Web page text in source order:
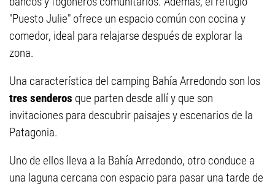
"Puesto Julie" ofrece un espacio común con cocina y
comedor, ideal para relajarse después de explorar la
zona.
Una característica del camping Bahía Arredondo son los
tres senderos que parten desde allí y que son
invitaciones para descubrir paisajes y escenarios de la
Patagonia.
Uno de ellos lleva a la Bahía Arredondo, otro conduce a
una laguna cercana con espacio para pasar una tarde de